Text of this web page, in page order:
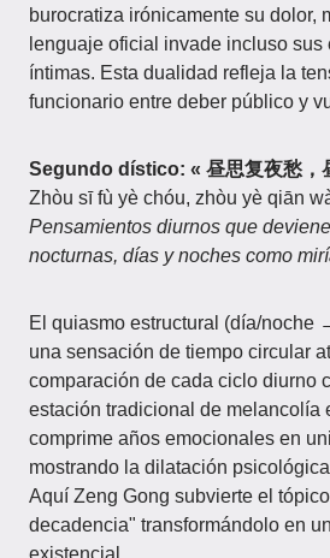
burocratiza irónicamente su dolor,
lenguaje oficial invade incluso sus
íntimas. Esta dualidad refleja la
funcionario entre deber público y
Segundo dístico: « 昼思复夜愁，
Zhòu sī fù yè chóu, zhòu yè qiān
Pensamientos diurnos que
nocturnas, días y noches como
El quiasmo estructural (día/noche
una sensación de tiempo circular
comparación de cada ciclo diurno
estación tradicional de melancolía
comprime años emocionales en
mostrando la dilatación
Aquí Zeng Gong subvierte el
decadencia" transformándolo en
existencial.